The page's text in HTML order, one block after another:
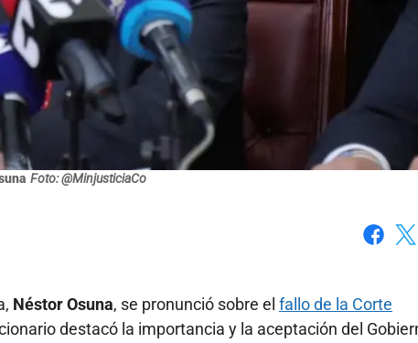
Foto: @MinjusticiaCo
Néstor Osuna, se pronunció sobre el fallo de la Corte
destacó la importancia y la aceptación del